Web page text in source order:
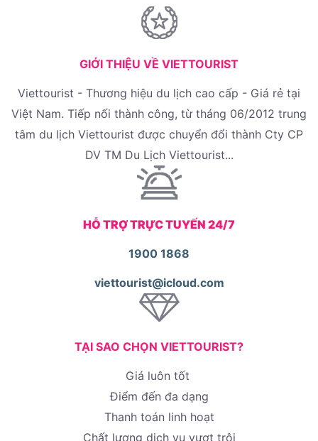
GIỚI THIỆU VỀ VIETTOURIST
Viettourist - Thương hiệu du lịch cao cấp - Giá rẻ tại
Việt Nam. Tiếp nối thành công, từ tháng 06/2012 trung
tâm du lịch Viettourist được chuyển đổi thành Cty CP
DV TM Du Lịch Viettourist...
HỖ TRỢ TRỰC TUYẾN 24/7
1900 1868
viettourist@icloud.com
TẠI SAO CHỌN VIETTOURIST?
Giá luôn tốt
Điểm đến đa dạng
Thanh toán linh hoạt
Chất lượng dịch vụ vượt trội